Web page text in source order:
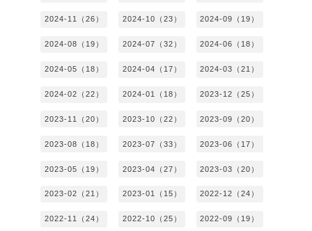
2024-11（26） 2024-10（23） 2024-09（19）
2024-08（19） 2024-07（32） 2024-06（18）
2024-05（18） 2024-04（17） 2024-03（21）
2024-02（22） 2024-01（18） 2023-12（25）
2023-11（20） 2023-10（22） 2023-09（20）
2023-08（18） 2023-07（33） 2023-06（17）
2023-05（19） 2023-04（27） 2023-03（20）
2023-02（21） 2023-01（15） 2022-12（24）
2022-11（24） 2022-10（25） 2022-09（19）